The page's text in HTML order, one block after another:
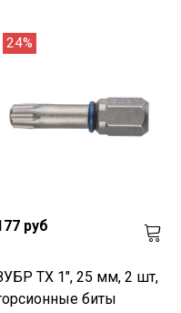
24%
руб
TX 1", 25 мм, 2 шт,
биты